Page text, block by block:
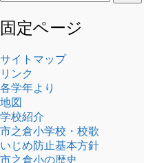
固定ページ
サイトマップ
リンク
各学年より
地図
学校紹介
市之倉小学校・校歌
いじめ防止基本方針
市之倉小の歴史